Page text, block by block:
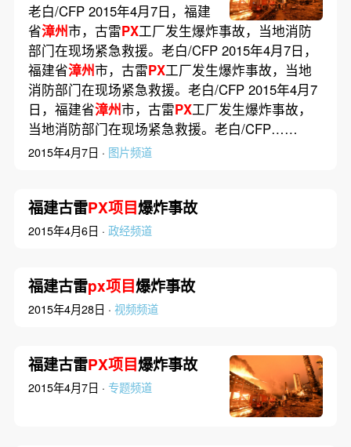
老白/CFP 2015年4月7日，福建
省漳州市，古雷PX工厂发生爆炸事故，当地消防
部门在现场紧急救援。老白/CFP 2015年4月7日，
福建省漳州市，古雷PX工厂发生爆炸事故，当地
消防部门在现场紧急救援。老白/CFP 2015年4月7
日，福建省漳州市，古雷PX工厂发生爆炸事故，
当地消防部门在现场紧急救援。老白/CFP……
2015年4月7日 · 图片频道
福建古雷PX项目爆炸事故
2015年4月6日 · 政经频道
福建古雷px项目爆炸事故
2015年4月28日 · 视频频道
福建古雷PX项目爆炸事故
2015年4月7日 · 专题频道